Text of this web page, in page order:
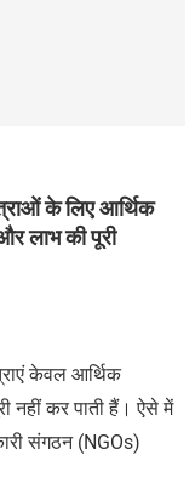
के लिए आर्थिक
लाभ की पूरी
केवल आर्थिक
नहीं कर पाती हैं। ऐसे में
संगठन (NGOs)